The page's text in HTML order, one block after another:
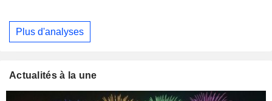
Plus d'analyses
Actualités à la une